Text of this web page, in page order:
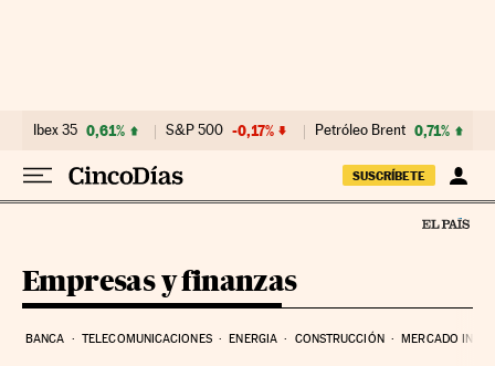
Ibex 35 0,61% S&P 500 -0,17% Petróleo Brent 0,71%
SUSCRÍBETE
Empresas y finanzas
BANCA TELECOMUNICACIONES ENERGIA CONSTRUCCIÓN MERCADO